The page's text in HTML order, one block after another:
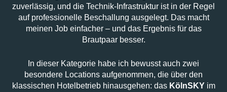
zuverlässig, und die Technik-Infrastruktur ist in der Regel
auf professionelle Beschallung ausgelegt. Das macht
meinen Job einfacher – und das Ergebnis für das
Brautpaar besser.
In dieser Kategorie habe ich bewusst auch zwei
besondere Locations aufgenommen, die über den
klassischen Hotelbetrieb hinausgehen: das KölnSKYim